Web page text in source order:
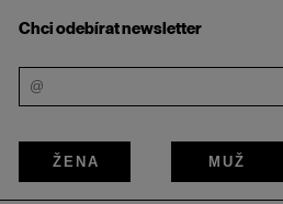
Chci odebírat newsletter
ŽENA MUŽ